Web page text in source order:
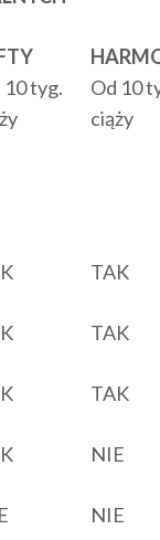
10 tyg.
Od 10
ciąży
TAK
TAK
TAK
NIE
NIE